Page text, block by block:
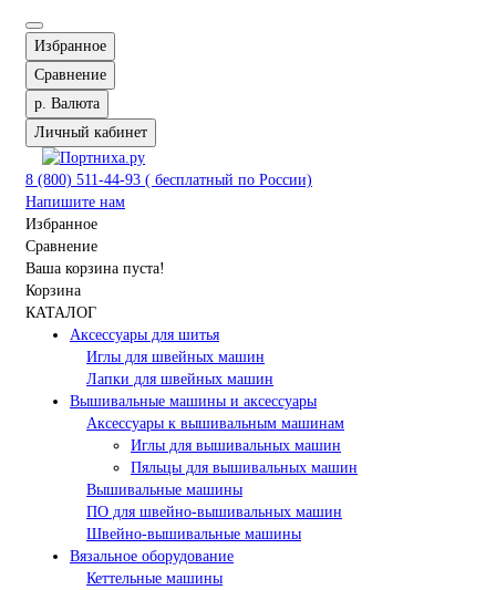
Избранное
Сравнение
р. Валюта
Личный кабинет
8 (800) 511-44-93 ( бесплатный по России)
Напишите нам
Избранное
Сравнение
Ваша корзина пуста!
Корзина
КАТАЛОГ
Аксессуары для шитья
Иглы для швейных машин
Лапки для швейных машин
Вышивальные машины и аксессуары
Аксессуары к вышивальным машинам
Иглы для вышивальных машин
Пяльцы для вышивальных машин
Вышивальные машины
ПО для швейно-вышивальных машин
Швейно-вышивальные машины
Вязальное оборудование
Кеттельные машины